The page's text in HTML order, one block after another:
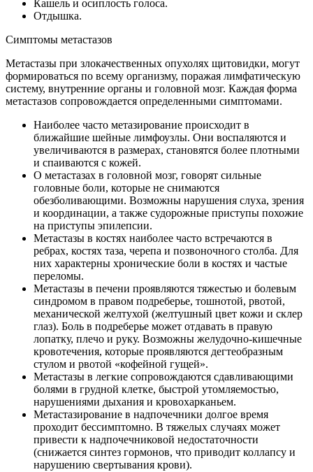
Кашель и осиплость голоса.
Отдышка.
Симптомы метастазов
Метастазы при злокачественных опухолях щитовидки, могут
формироваться по всему организму, поражая лимфатическую
систему, внутренние органы и головной мозг. Каждая форма
метастазов сопровождается определенными симптомами.
Наиболее часто метазирование происходит в
ближайшие шейные лимфоузлы. Они воспаляются и
увеличиваются в размерах, становятся более плотными
и спаиваются с кожей.
О метастазах в головной мозг, говорят сильные
головные боли, которые не снимаются
обезболивающими. Возможны нарушения слуха, зрения
и координации, а также судорожные приступы похожие
на приступы эпилепсии.
Метастазы в костях наиболее часто встречаются в
ребрах, костях таза, черепа и позвоночного столба. Для
них характерны хронические боли в костях и частые
переломы.
Метастазы в печени проявляются тяжестью и болевым
синдромом в правом подреберье, тошнотой, рвотой,
механической желтухой (желтушный цвет кожи и склер
глаз). Боль в подреберье может отдавать в правую
лопатку, плечо и руку. Возможны желудочно-кишечные
кровотечения, которые проявляются дегтеобразным
стулом и рвотой «кофейной гущей».
Метастазы в легкие сопровождаются сдавливающими
болями в грудной клетке, быстрой утомляемостью,
нарушениями дыхания и кровохарканьем.
Метастазирование в надпочечники долгое время
проходит бессимптомно. В тяжелых случаях может
привести к надпочечниковой недостаточности
(снижается синтез гормонов, что приводит коллапсу и
нарушению свертывания крови).